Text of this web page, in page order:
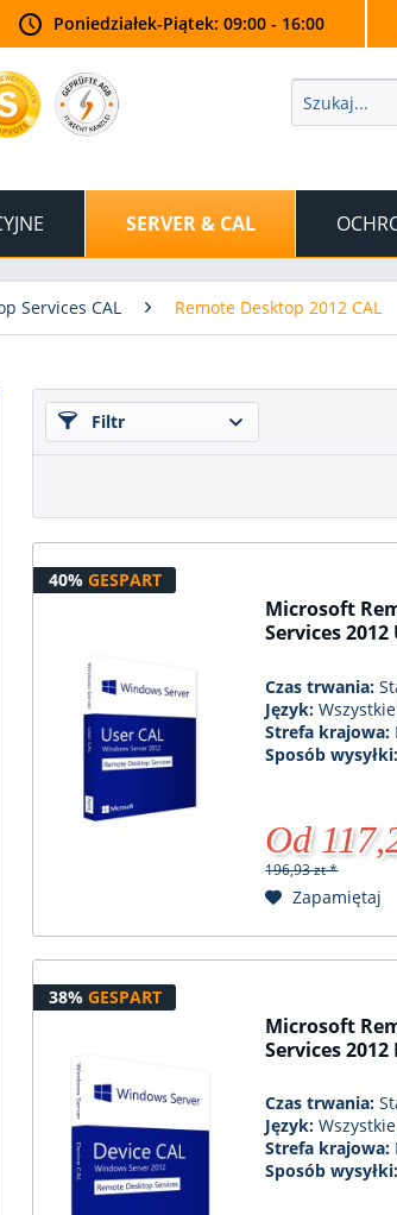
Poniedziałek-Piątek: 09:00 - 16:00
SERVER & CAL
Services CAL Remote Desktop 2012 CAL
Filtr
40% GESPART
Microsoft
Services 2012
Czas trwania:
Język:
Strefa krajowa:
Sposób wysyłki:
Od
196,93 zt *
Zapamiętaj
38% GESPART
Microsoft
Services 2012
Czas trwania:
Język:
Strefa krajowa:
Sposób wysyłki: